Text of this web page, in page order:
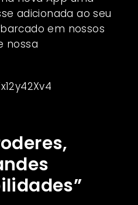
adicionada ao seu
em nossos
nossa